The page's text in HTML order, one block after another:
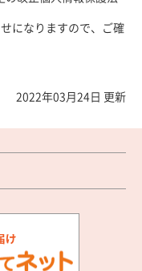
になりますので、ご確
2022年03月24日 更新